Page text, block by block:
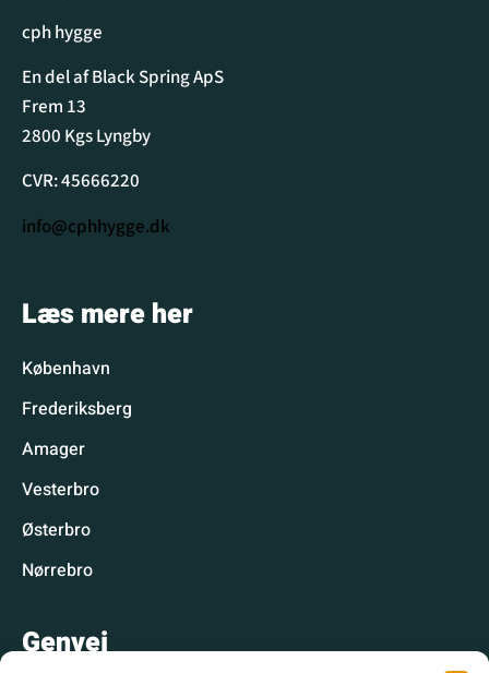
cph hygge
En del af Black Spring ApS
Frem 13
2800 Kgs Lyngby
CVR: 45666220
info@cphhygge.dk
Læs mere her
København
Frederiksberg
Amager
Vesterbro
Østerbro
Nørrebro
Genvej